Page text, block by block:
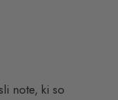
note, ki so